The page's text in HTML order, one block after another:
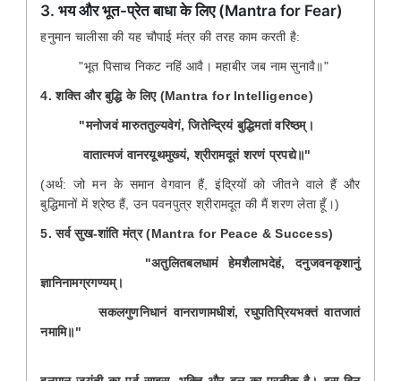
3. भय और भूत-प्रेत बाधा के लिए (Mantra for Fear)
हनुमान चालीसा की यह चौपाई मंत्र की तरह काम करती है:
"भूत पिसाच निकट नहिं आवै। महाबीर जब नाम सुनावै॥"
4. शक्ति और बुद्धि के लिए (Mantra for Intelligence)
"मनोजवं मारुततुल्यवेगं, जितेन्द्रियं बुद्धिमतां वरिष्ठम्।
वातात्मजं वानरयूथमुख्यं, श्रीरामदूतं शरणं प्रपद्ये॥"
(अर्थ: जो मन के समान वेगवान हैं, इंद्रियों को जीतने वाले हैं और
बुद्धिमानों में श्रेष्ठ हैं, उन पवनपुत्र श्रीरामदूत की मैं शरण लेता हूँ।)
5. सर्व सुख-शांति मंत्र (Mantra for Peace & Success)
"अतुलितबलधामं हेमशैलाभदेहं, दनुजवनकृशानुं
ज्ञानिनामग्रगण्यम्।
सकलगुणनिधानं वानराणामधीशं, रघुपतिप्रियभक्तं वातजातं
नमामि॥"